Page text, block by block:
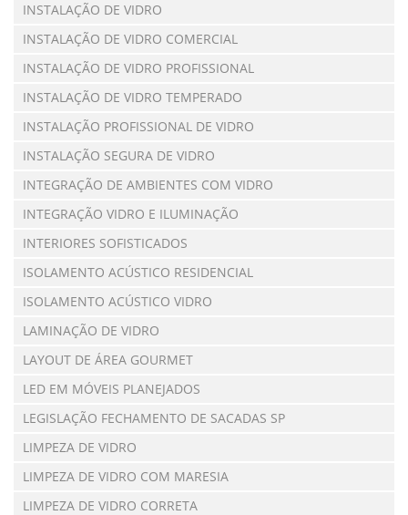
INSTALAÇÃO DE VIDRO
INSTALAÇÃO DE VIDRO COMERCIAL
INSTALAÇÃO DE VIDRO PROFISSIONAL
INSTALAÇÃO DE VIDRO TEMPERADO
INSTALAÇÃO PROFISSIONAL DE VIDRO
INSTALAÇÃO SEGURA DE VIDRO
INTEGRAÇÃO DE AMBIENTES COM VIDRO
INTEGRAÇÃO VIDRO E ILUMINAÇÃO
INTERIORES SOFISTICADOS
ISOLAMENTO ACÚSTICO RESIDENCIAL
ISOLAMENTO ACÚSTICO VIDRO
LAMINAÇÃO DE VIDRO
LAYOUT DE ÁREA GOURMET
LED EM MÓVEIS PLANEJADOS
LEGISLAÇÃO FECHAMENTO DE SACADAS SP
LIMPEZA DE VIDRO
LIMPEZA DE VIDRO COM MARESIA
LIMPEZA DE VIDRO CORRETA